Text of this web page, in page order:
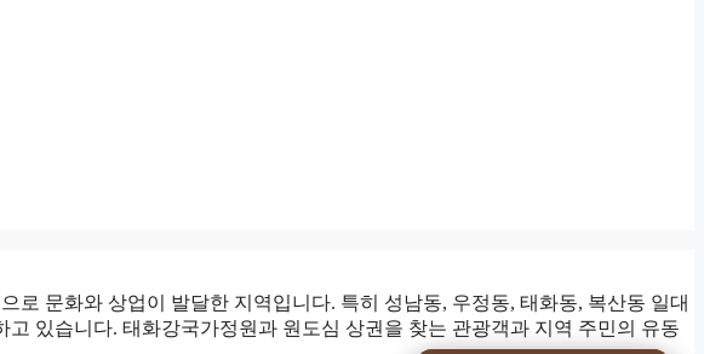
문화와 상업이 발달한 지역입니다. 특히 성남동, 우정동, 태화동, 복산동 일대
있습니다. 태화강국가정원과 원도심 상권을 찾는 관광객과 지역 주민의 유동